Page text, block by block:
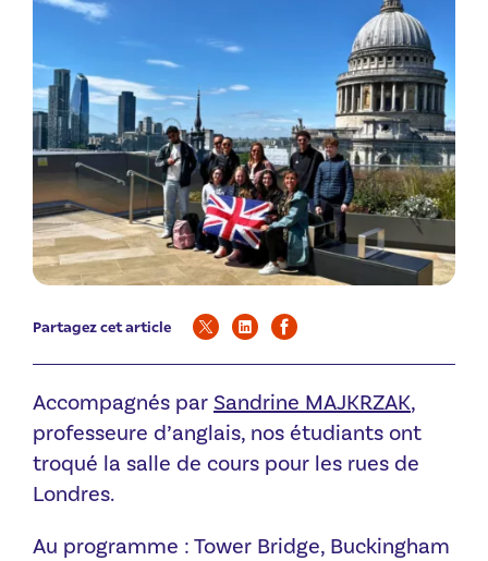
Partagez cet article
Accompagnés par Sandrine MAJKRZAK,
professeure d’anglais, nos étudiants ont
troqué la salle de cours pour les rues de
Londres.
Au programme : Tower Bridge, Buckingham